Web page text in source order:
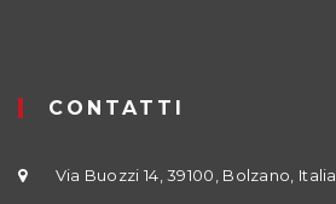
CONTATTI
Via Buozzi 14, 39100, Bolzano, Italia